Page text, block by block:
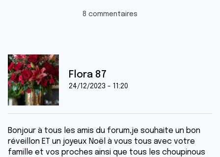
8 commentaires
Flora 87
24/12/2023 - 11:20
Bonjour à tous les amis du forum,je souhaite un bon
réveillon ET un joyeux Noël à vous tous avec votre
famille et vos proches ainsi que tous les choupinous